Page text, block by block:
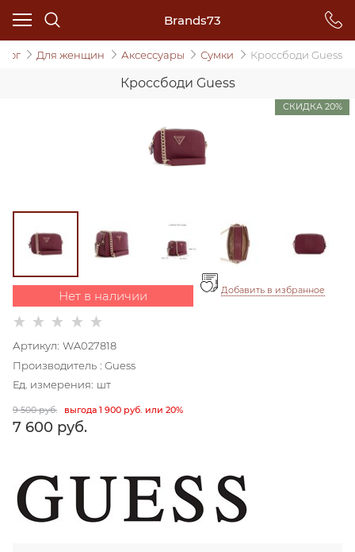
Brands73
Для женщин Аксессуары Сумки Кроссбоди Guess
Кроссбоди Guess
СКИДКА 20%
Нет в наличии Добавить в избранное
Артикул: WA027818
Производитель : Guess
Ед. измерения: шт
9 500 руб.
7 600 руб.
выгода1 900 руб. или20%